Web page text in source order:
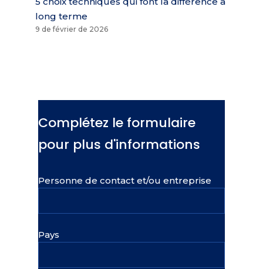
long terme
9 de février de 2026
Complétez le formulaire
pour plus d'informations
Personne de contact et/ou entreprise
Pays